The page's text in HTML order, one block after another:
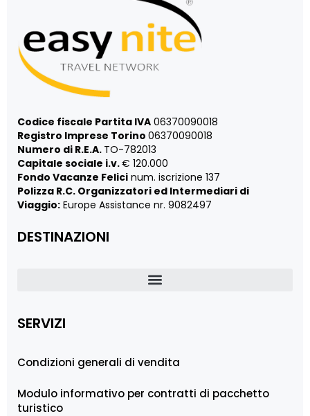
Codice fiscale Partita IVA 06370090018
Registro Imprese Torino 06370090018
Numero di R.E.A. TO-782013
Capitale sociale i.v.€ 120.000
Fondo Vacanze Felici num. iscrizione 137
Polizza R.C. Organizzatori ed Intermediari di
Viaggio: Europe Assistance nr. 9082497
DESTINAZIONI
SERVIZI
Condizioni generali di vendita
Modulo informativo per contratti di pacchetto
turistico